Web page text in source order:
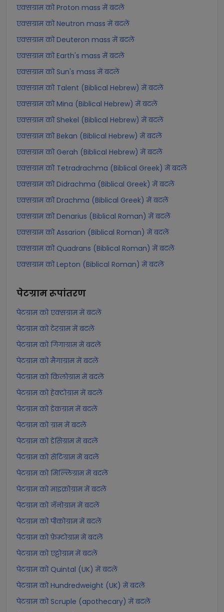
एक्सग्राम को Proton mass में बदलें
एक्सग्राम को Neutron mass में बदलें
एक्सग्राम को Deuteron mass में बदलें
एक्सग्राम को Earth's mass में बदलें
एक्सग्राम को Sun's mass में बदलें
एक्सग्राम को Talent (Biblical Hebrew) में बदलें
एक्सग्राम को Mina (Biblical Hebrew) में बदलें
एक्सग्राम को Shekel (Biblical Hebrew) में बदलें
एक्सग्राम को Bekan (Biblical Hebrew) में बदलें
एक्सग्राम को Gerah (Biblical Hebrew) में बदलें
एक्सग्राम को Tetradrachma (Biblical Greek) में बदलें
एक्सग्राम को Didrachma (Biblical Greek) में बदलें
एक्सग्राम को Drachma (Biblical Greek) में बदलें
एक्सग्राम को Denarius (Biblical Roman) में बदलें
एक्सग्राम को Assarion (Biblical Roman) में बदलें
एक्सग्राम को Quadrans (Biblical Roman) में बदलें
एक्सग्राम को Lepton (Biblical Roman) में बदलें
पेटग्रामरूपांतरण
पेटग्राम को एक्सग्राम में बदलें
पेटग्राम को टेरग्राम में बदलें
पेटग्राम को गिगाग्राम में बदलें
पेटग्राम को मैगाग्राम में बदलें
पेटग्राम को किलोग्राम में बदलें
पेटग्राम को हेक्टोग्राम में बदलें
पेटग्राम को डेकग्राम में बदलें
पेटग्राम को ग्राम में बदलें
पेटग्राम को डेसिग्राम में बदलें
पेटग्राम को सेंटिग्राम में बदलें
पेटग्राम को मिल्लिग्राम में बदलें
पेटग्राम को माइक्रोग्राम में बदलें
पेटग्राम को नॅनोग्राम में बदलें
पेटग्राम को पीकोग्राम में बदलें
पेटग्राम को फ़ेम्टोग्राम में बदलें
पेटग्राम को एट्टोग्राम में बदलें
पेटग्राम को Quintal (UK) में बदलें
पेटग्राम को Hundredweight (UK) में बदलें
पेटग्राम को Scruple (apothecary) में बदलें